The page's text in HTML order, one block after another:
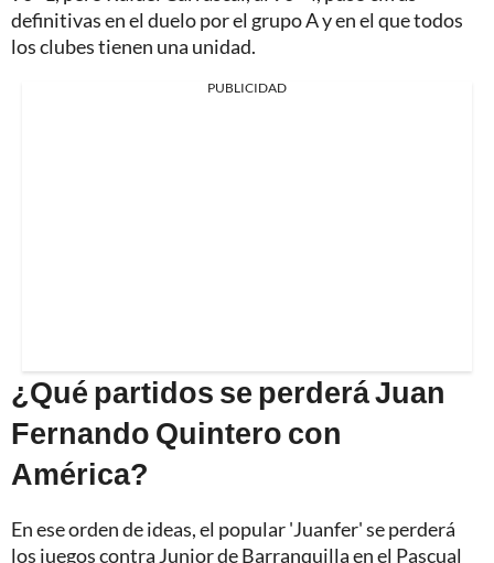
definitivas en el duelo por el grupo A y en el que todos
los clubes tienen una unidad.
PUBLICIDAD
¿Qué partidos se perderá Juan
Fernando Quintero con
América?
En ese orden de ideas, el popular 'Juanfer' se perderá
los juegos contra Junior de Barranquilla en el Pascual